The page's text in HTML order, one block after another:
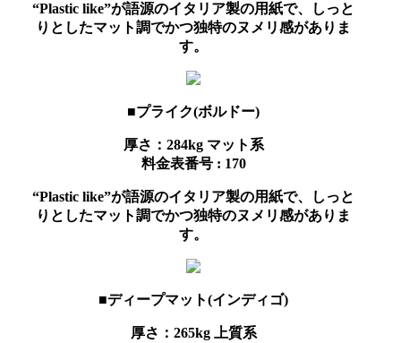
“Plastic like”が語源のイタリア製の用紙で、しっと
りとしたマット調でかつ独特のヌメリ感がありま
す。
■プライク(ボルドー)
厚さ：284kg マット系
料金表番号 : 170
“Plastic like”が語源のイタリア製の用紙で、しっと
りとしたマット調でかつ独特のヌメリ感がありま
す。
■ディープマット(インディゴ)
厚さ：265kg
上質系